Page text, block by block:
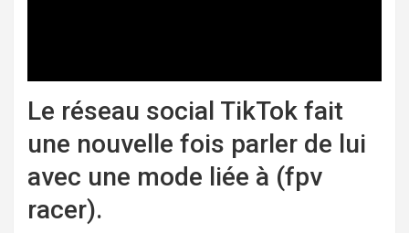
Le réseau social TikTok fait
une nouvelle fois parler de lui
avec une mode liée à (fpv
racer).